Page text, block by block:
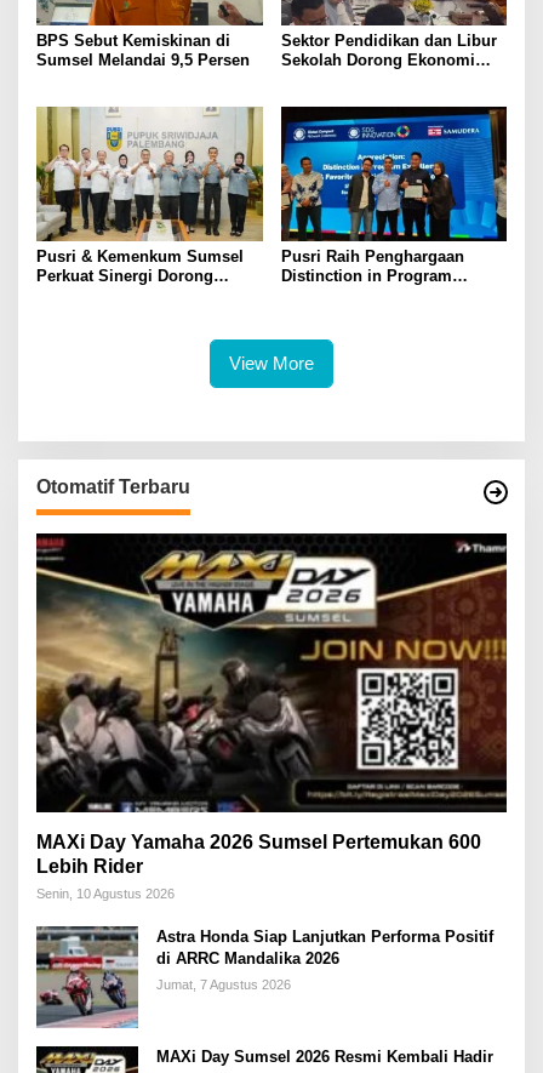
BPS Sebut Kemiskinan di
Sumsel Melandai 9,5 Persen
Sektor Pendidikan dan Libur
Sekolah Dorong Ekonomi
Pusri & Kemenkum Sumsel
Perkuat Sinergi Dorong
Pusri Raih Penghargaan
Distinction in Program
View More
Otomatif Terbaru
MAXi Day Yamaha 2026 Sumsel Pertemukan 600
Lebih Rider
Senin, 10 Agustus 2026
Astra Honda Siap Lanjutkan Performa Positif
di ARRC Mandalika 2026
Jumat, 7 Agustus 2026
MAXi Day Sumsel 2026 Resmi Kembali Hadir